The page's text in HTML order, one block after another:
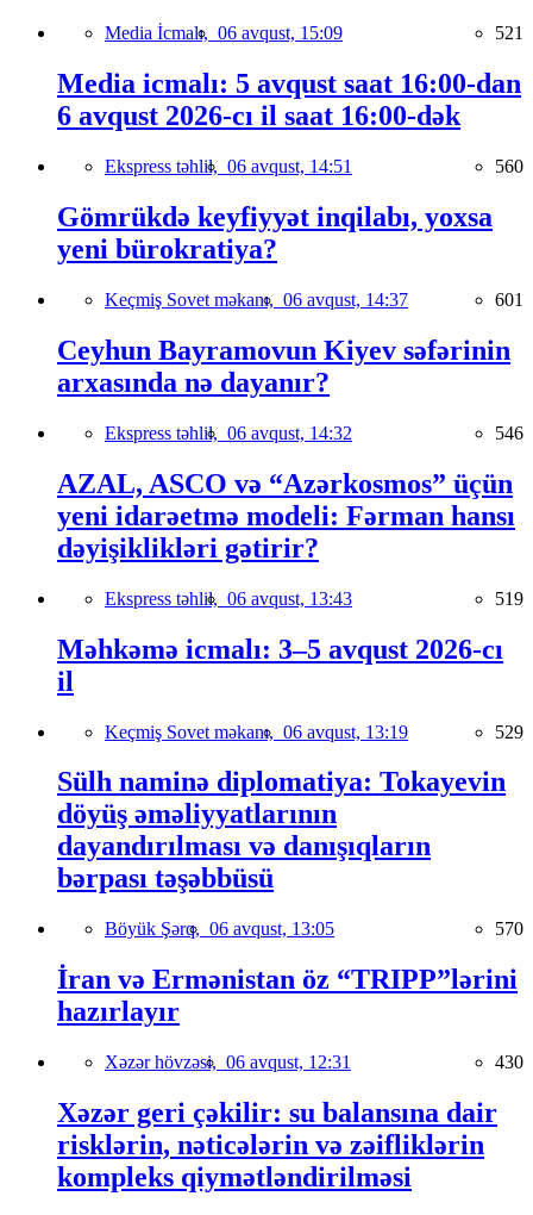
Media İcmalı, 06 avqust, 15:09 521
Media icmalı: 5 avqust saat 16:00-dan
6 avqust 2026-cı il saat 16:00-dək
Ekspress təhlil, 06 avqust, 14:51 560
Gömrükdə keyfiyyət inqilabı, yoxsa
yeni bürokratiya?
Keçmiş Sovet məkanı, 06 avqust, 14:37 601
Ceyhun Bayramovun Kiyev səfərinin
arxasında nə dayanır?
Ekspress təhlil, 06 avqust, 14:32 546
AZAL, ASCO və “Azərkosmos” üçün
yeni idarəetmə modeli: Fərman hansı
dəyişiklikləri gətirir?
Ekspress təhlil, 06 avqust, 13:43 519
Məhkəmə icmalı: 3–5 avqust 2026-cı
il
Keçmiş Sovet məkanı, 06 avqust, 13:19 529
Sülh naminə diplomatiya: Tokayevin
döyüş əməliyyatlarının
dayandırılması və danışıqların
bərpası təşəbbüsü
Böyük Şərq, 06 avqust, 13:05 570
İran və Ermənistan öz “TRIPP”lərini
hazırlayır
Xəzər hövzəsi, 06 avqust, 12:31 430
Xəzər geri çəkilir: su balansına dair
risklərin, nəticələrin və zəifliklərin
kompleks qiymətləndirilməsi